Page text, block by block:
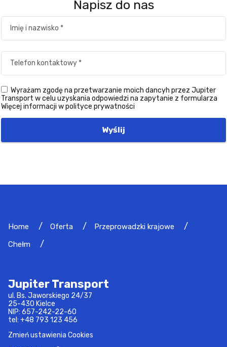
Napisz do nas
Wyrażam zgodę na przetwarzanie moich dancyh przez Jupiter
Transport w celu uzyskania odpowiedzi na zapytanie z formularza
Więcej informacji w polityce prywatności
Wyślij
Home Oferta
Przeprowadzki krajowe
Chełm
Jupiter Transport
ul. Bs. Jaworskiego 24/37
25-430 Kielce
NIP: 657-242-22-60
tel: +48 793 123 456
Zmień ustawienia Cookies